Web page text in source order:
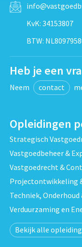
KvK: 34153807
BTW:
Heb je een
Neem contact
Opleidingen
Strategisch
Vastgoedbeheer &
Vastgoedrecht &
Projectontwikkeling
Techniek,
Verduurzaming en
Bekijk alle